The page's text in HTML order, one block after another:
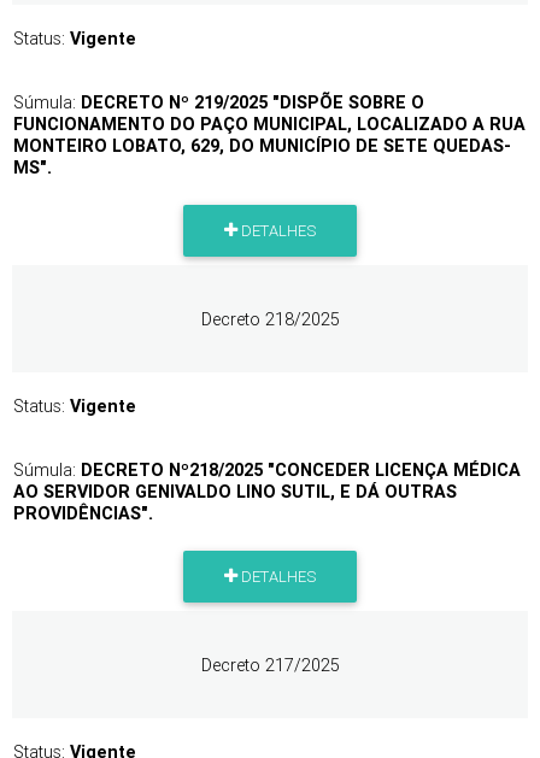
Status: Vigente
Súmula: DECRETO Nº 219/2025 "DISPÕE SOBRE O
FUNCIONAMENTO DO PAÇO MUNICIPAL, LOCALIZADO A RUA
MONTEIRO LOBATO, 629, DO MUNICÍPIO DE SETE QUEDAS-
MS".
DETALHES
Decreto 218/2025
Status: Vigente
Súmula: DECRETO Nº218/2025 "CONCEDER LICENÇA MÉDICA
AO SERVIDOR GENIVALDO LINO SUTIL, E DÁ OUTRAS
PROVIDÊNCIAS".
DETALHES
Decreto 217/2025
Status: Vigente